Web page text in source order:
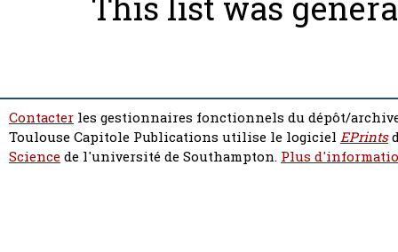
Contacter les gestionnaires fonctionnels du dépôt/
Toulouse Capitole Publications utilise le logiciel EPrints
Sciencede l'université de Southampton. Plus